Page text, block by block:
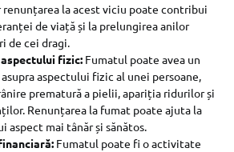
la acest viciu poate contribui
de viață și la prelungirea anilor
de cei dragi.
fizic: Fumatul poate avea un
aspectului fizic al unei persoane,
prematură a pielii, apariția ridurilor și
Renunțarea la fumat poate ajuta la
aspect mai tânăr și sănătos.
Fumatul poate fi o activitate